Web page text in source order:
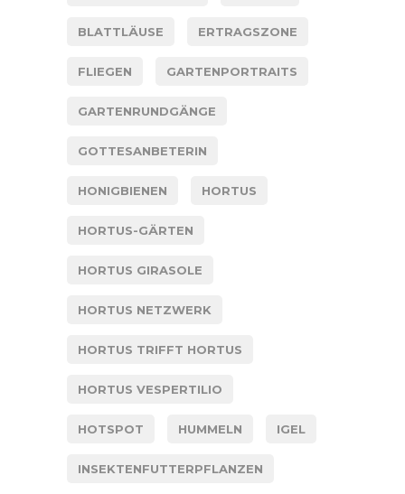
BLATTLÄUSE ERTRAGSZONE
FLIEGEN GARTENPORTRAITS
GARTENRUNDGÄNGE
GOTTESANBETERIN
HONIGBIENEN HORTUS
HORTUS-GÄRTEN
HORTUS GIRASOLE
HORTUS NETZWERK
HORTUS TRIFFT HORTUS
HORTUS VESPERTILIO
HOTSPOT HUMMELN IGEL
INSEKTENFUTTERPFLANZEN